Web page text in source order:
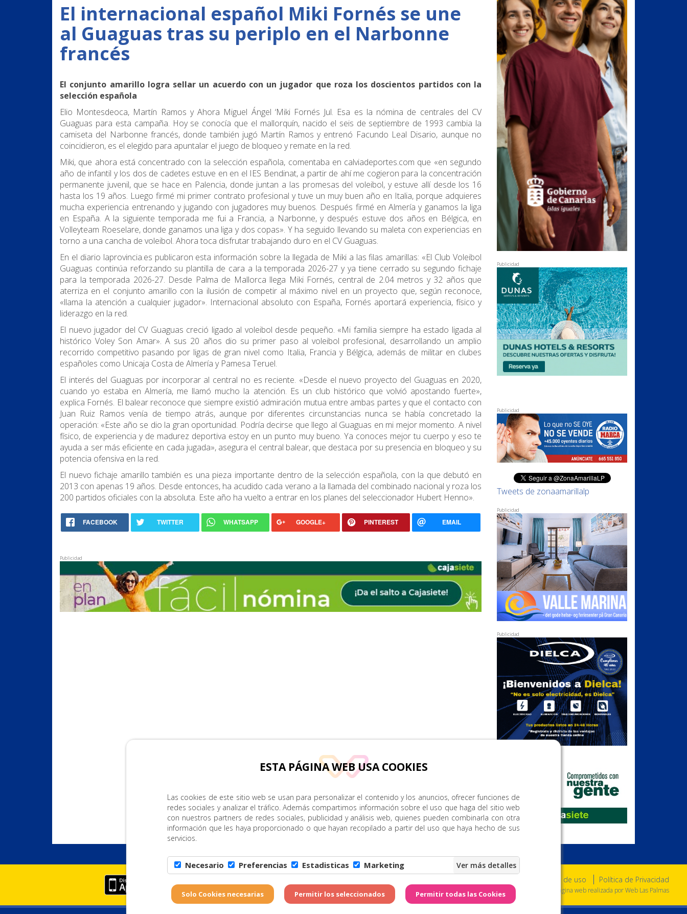
El internacional español Miki Fornés se une
al Guaguas tras su periplo en el Narbonne
francés
El conjunto amarillo logra sellar un acuerdo con un jugador que roza los doscientos partidos con la
selección española
Elio Montesdeoca, Martín Ramos y Ahora Miguel Ángel ‘Miki Fornés Jul. Esa es la nómina de centrales del CV
Guaguas para esta campaña. Hoy se conocía que el mallorquín, nacido el seis de septiembre de 1993 cambia la
camiseta del Narbonne francés, donde también jugó Martín Ramos y entrenó Facundo Leal Disario, aunque no
coincidieron, es el elegido para apuntalar el juego de bloqueo y remate en la red.
Miki, que ahora está concentrado con la selección española, comentaba en calviadeportes.com que «en segundo
año de infantil y los dos de cadetes estuve en en el IES Bendinat, a partir de ahí me cogieron para la concentración
permanente juvenil, que se hace en Palencia, donde juntan a las promesas del voleibol, y estuve allí desde los 16
hasta los 19 años. Luego firmé mi primer contrato profesional y tuve un muy buen año en Italia, porque adquieres
mucha experiencia entrenando y jugando con jugadores muy buenos. Después firmé en Almería y ganamos la liga
en España. A la siguiente temporada me fui a Francia, a Narbonne, y después estuve dos años en Bélgica, en
Volleyteam Roeselare, donde ganamos una liga y dos copas». Y ha seguido llevando su maleta con experiencias en
torno a una cancha de voleibol. Ahora toca disfrutar trabajando duro en el CV Guaguas.
En el diario laprovincia.es publicaron esta información sobre la llegada de Miki a las filas amarillas: «El Club Voleibol
Guaguas continúa reforzando su plantilla de cara a la temporada 2026-27 y ya tiene cerrado su segundo fichaje
para la temporada 2026-27. Desde Palma de Mallorca llega Miki Fornés, central de 2.04 metros y 32 años que
aterriza en el conjunto amarillo con la ilusión de competir al máximo nivel en un proyecto que, según reconoce,
«llama la atención a cualquier jugador». Internacional absoluto con España, Fornés aportará experiencia, físico y
liderazgo en la red.
El nuevo jugador del CV Guaguas creció ligado al voleibol desde pequeño. «Mi familia siempre ha estado ligada al
histórico Voley Son Amar». A sus 20 años dio su primer paso al voleibol profesional, desarrollando un amplio
recorrido competitivo pasando por ligas de gran nivel como Italia, Francia y Bélgica, además de militar en clubes
españoles como Unicaja Costa de Almería y Pamesa Teruel.
El interés del Guaguas por incorporar al central no es reciente. «Desde el nuevo proyecto del Guaguas en 2020,
cuando yo estaba en Almería, me llamó mucho la atención. Es un club histórico que volvió apostando fuerte»,
explica Fornés. El balear reconoce que siempre existió admiración mutua entre ambas partes y que el contacto con
Juan Ruiz Ramos venía de tiempo atrás, aunque por diferentes circunstancias nunca se había concretado la
operación: «Este año se dio la gran oportunidad. Podría decirse que llego al Guaguas en mi mejor momento. A nivel
físico, de experiencia y de madurez deportiva estoy en un punto muy bueno. Ya conoces mejor tu cuerpo y eso te
ayuda a ser más eficiente en cada jugada», asegura el central balear, que destaca por su presencia en bloqueo y su
potencia ofensiva en la red.
El nuevo fichaje amarillo también es una pieza importante dentro de la selección española, con la que debutó en
2013 con apenas 19 años. Desde entonces, ha acudido cada verano a la llamada del combinado nacional y roza los
200 partidos oficiales con la absoluta. Este año ha vuelto a entrar en los planes del seleccionador Hubert Henno».
FACEBOOK TWITTER WHATSAPP GOOGLE+ PINTEREST EMAIL
Publicidad
Publicidad
Publicidad
Tweets de zonaamarillalp
Publicidad
Publicidad
Condiciones de uso Política de Privacidad
Copyright © Zona Amarilla. Todos los derechos reservados. - Página web realizada porWeb Las Palmas
ESTA PÁGINA WEB USA COOKIES
Las cookies de este sitio web se usan para personalizar el contenido y los anuncios, ofrecer funciones de
redes sociales y analizar el tráfico. Además compartimos información sobre el uso que haga del sitio web
con nuestros partners de redes sociales, publicidad y análisis web, quienes pueden combinarla con otra
información que les haya proporcionado o que hayan recopilado a partir del uso que haya hecho de sus
servicios.
Necesario Preferencias Estadisticas Marketing